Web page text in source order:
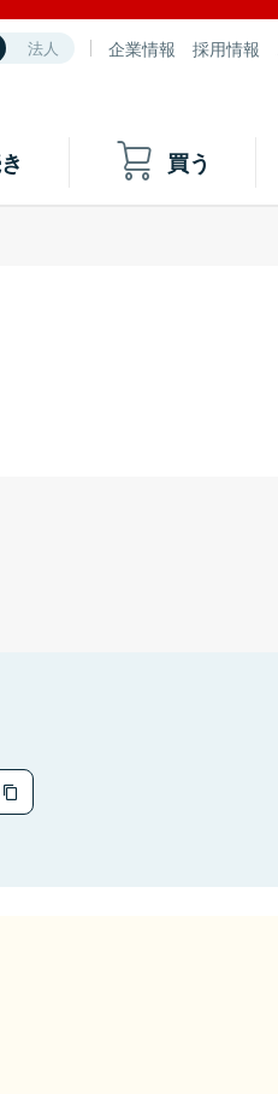
法人 企業情報 採用情報
買う